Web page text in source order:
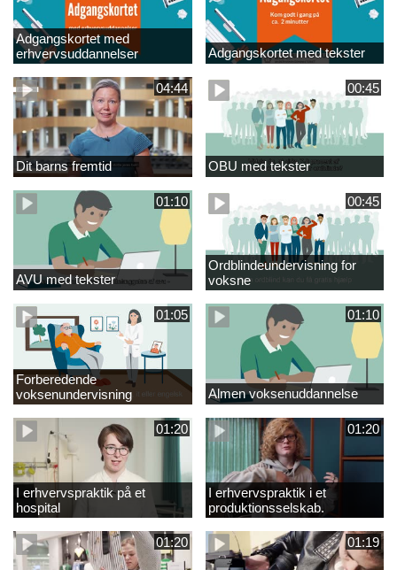
Adgangskortet med
erhvervsuddannelser
Adgangskortet med tekster
04:44
Dit barns fremtid
00:45
OBU med tekster
01:10
AVU med tekster
00:45
Ordblindeundervisning for
voksne
01:05
Forberedende
voksenundervisning
01:10
Almen voksenuddannelse
01:20
I erhvervspraktik på et
hospital
01:20
I erhvervspraktik i et
produktionsselskab.
01:20 01:19